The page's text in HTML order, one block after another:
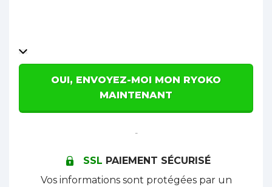
OUI, ENVOYEZ-MOI MON RYOKO
MAINTENANT
-
SSL PAIEMENT SÉCURISÉ
Vos informations sont protégées par un